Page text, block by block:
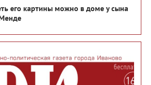
его картины можно в доме у сына